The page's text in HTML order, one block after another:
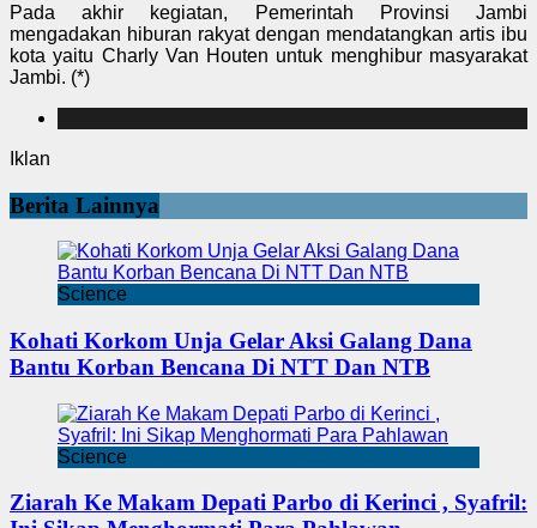
Pada akhir kegiatan, Pemerintah Provinsi Jambi
mengadakan hiburan rakyat dengan mendatangkan artis ibu
kota yaitu Charly Van Houten untuk menghibur masyarakat
Jambi. (*)
Iklan
Berita Lainnya
Science
Kohati Korkom Unja Gelar Aksi Galang Dana
Bantu Korban Bencana Di NTT Dan NTB
Science
Ziarah Ke Makam Depati Parbo di Kerinci , Syafril: